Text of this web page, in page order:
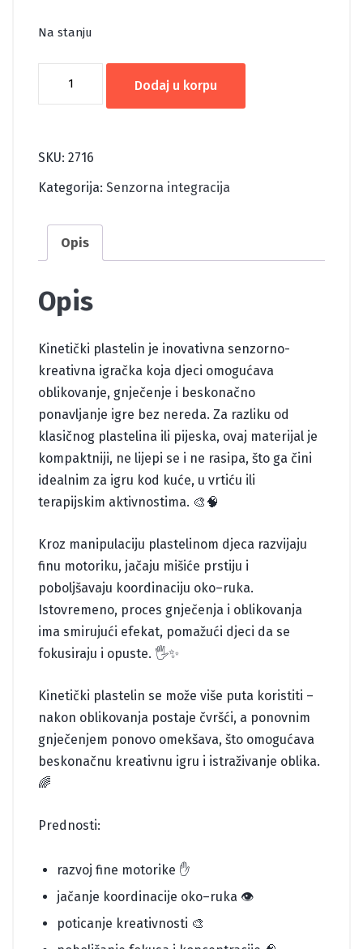
Na stanju
Dodaj u korpu
SKU: 2716
Kategorija: Senzorna integracija
Opis
Opis
Kinetički plastelin je inovativna senzorno-
kreativna igračka koja djeci omogućava
oblikovanje, gnječenje i beskonačno
ponavljanje igre bez nereda. Za razliku od
klasičnog plastelina ili pijeska, ovaj materijal je
kompaktniji, ne lijepi se i ne rasipa, što ga čini
idealnim za igru kod kuće, u vrtiću ili
terapijskim aktivnostima. 🎨🧠
Kroz manipulaciju plastelinom djeca razvijaju
finu motoriku, jačaju mišiće prstiju i
poboljšavaju koordinaciju oko–ruka.
Istovremeno, proces gnječenja i oblikovanja
ima smirujući efekat, pomažući djeci da se
fokusiraju i opuste. 🖐️✨
Kinetički plastelin se može više puta koristiti –
nakon oblikovanja postaje čvršći, a ponovnim
gnječenjem ponovo omekšava, što omogućava
beskonačnu kreativnu igru i istraživanje oblika.
🌈
Prednosti:
razvoj fine motorike ✋
jačanje koordinacije oko–ruka 👁️
poticanje kreativnosti 🎨